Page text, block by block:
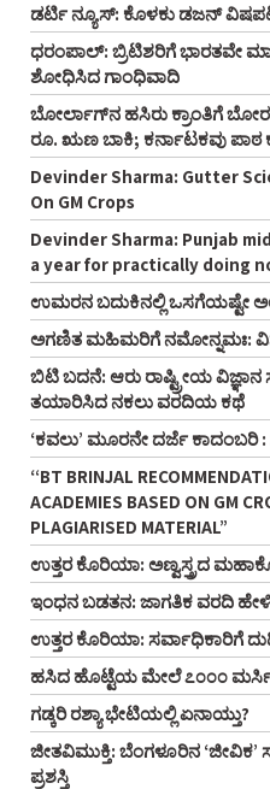
ಡರ್ಟಿ ನ್ಯೂಸ್: ಕೊಳಕು ಡಜನ್
ಧರಂಪಾಲ್: ಬ್ರಿಟಿಶರಿಗೆ ಭಾರತವೇ
ಶೋಧಿಸಿದ ಗಾಂಧಿವಾದಿ
ಬೋರ್ಲಾಗ್‌ನ ಹಸಿರು ಕ್ರಾಂತಿಗೆ
ರೂ. ಋಣ ಬಾಕಿ; ಕರ್ನಾಟಕವು ಪಾಠ
Devinder Sharma: Gutter
On GM Crops
Devinder Sharma: Punjab
a year for practically doing
ಉಮರನ ಬದುಕಿನಲ್ಲಿ ಒಸಗೆಯಷ್ಟೇ
ಅಗಣಿತ ಮಹಿಮರಿಗೆ ನಮೋನ್ನಮಃ:
ಬಿಟಿ ಬದನೆ: ಆರು ರಾಷ್ಟ್ರೀಯ ವಿಜ್ಞಾನ
ತಯಾರಿಸಿದ ನಕಲು ವರದಿಯ ಕಥೆ
‘ಕವಲು’ ಮೂರನೇ ದರ್ಜೆ ಕಾದಂಬರಿ
“BT BRINJAL
ACADEMIES BASED ON GM
PLAGIARISED MATERIAL”
ಉತ್ತರ ಕೊರಿಯಾ: ಅಣ್ವಸ್ತ್ರದ
ಇಂಧನ ಬಡತನ: ಜಾಗತಿಕ ವರದಿ
ಉತ್ತರ ಕೊರಿಯಾ: ಸರ್ವಾಧಿಕಾರಿಗೆ
ಹಸಿದ ಹೊಟ್ಟೆಯ ಮೇಲೆ ೭೦೦೦
ಗಡ್ಕರಿ ರಶ್ಯಾ ಭೇಟಿಯಲ್ಲಿ ಏನಾಯ್ತು?
ಜೀತವಿಮುಕ್ತಿ: ಬೆಂಗಳೂರಿನ
ಪ್ರಶಸ್ತಿ